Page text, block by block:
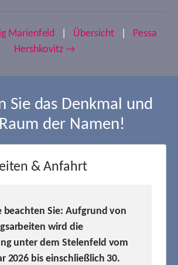
Marienfeld Übersicht
Pessa
Hershkovitz →
Sie das Denkmal und
der Namen!
& Anfahrt
beachten Sie: Aufgrund von
wird die
unter dem Stelenfeld vom
2026 bis einschließlich 30.